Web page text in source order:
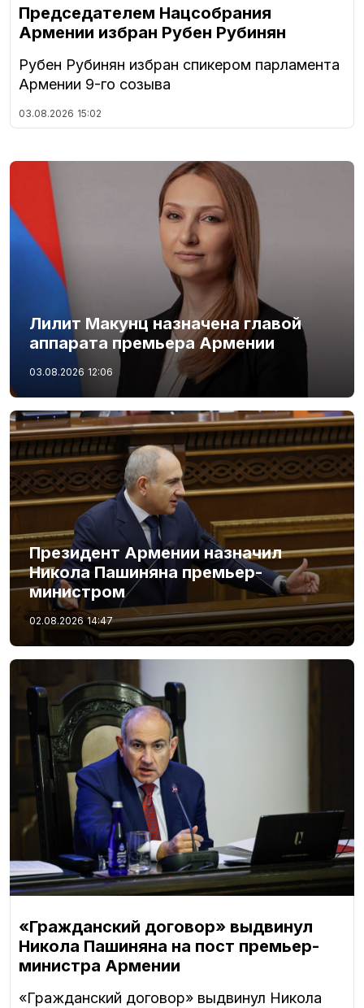
Председателем Нацсобрания
Армении избран Рубен Рубинян
Рубен Рубинян избран спикером парламента
Армении 9-го созыва
03.08.2026 15:02
Лилит Макунц назначена главой
аппарата премьера Армении
03.08.2026 12:06
Президент Армении назначил
Никола Пашиняна премьер-
министром
02.08.2026 14:47
«Гражданский договор» выдвинул
Никола Пашиняна на пост премьер-
министра Армении
«Гражданский договор» выдвинул Никола